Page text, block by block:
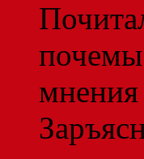
почемы
мнения